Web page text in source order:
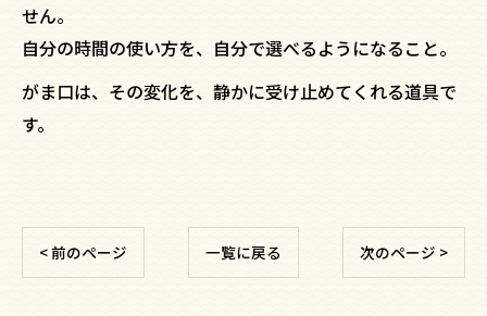
せん。
自分の時間の使い方を、自分で選べるようになること。
がま口は、その変化を、静かに受け止めてくれる道具で
す。
< 前のページ 一覧に戻る 次のページ >